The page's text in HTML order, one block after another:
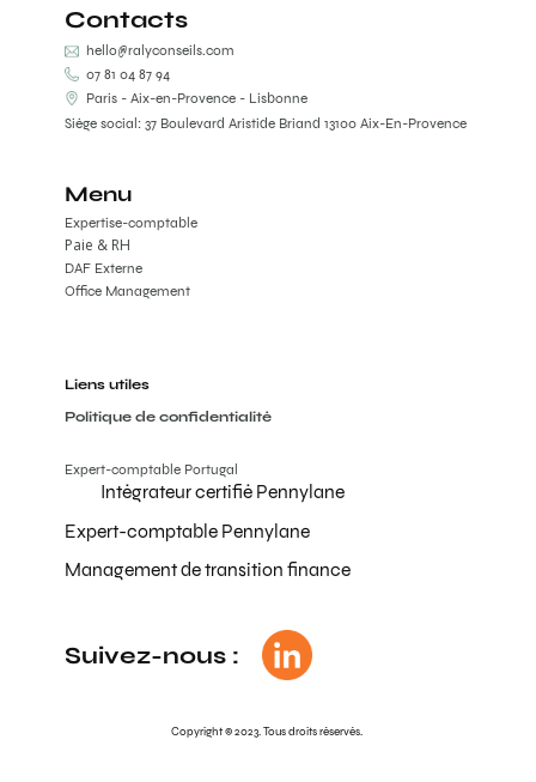
Copyright © 2023. Tous droits réservés.
Contacts
hello@ralyconseils.com
07 81 04 87 94
Paris - Aix-en-Provence - Lisbonne
Siège social: 37 Boulevard Aristide Briand 13100 Aix-En-Provence
Menu
Expertise-comptable
DAF Externe
Office Management
Paie & RH
Liens utiles
Politique de confidentialité
Expert-comptable Portugal
Intégrateur certifié Pennylane
Expert-comptable Pennylane
Management de transition finance
Suivez-nous :